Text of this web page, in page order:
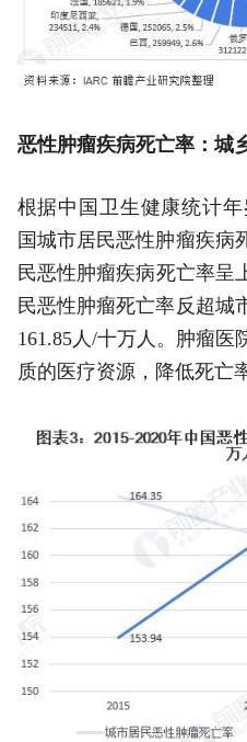
恶性肿瘤疾病死亡率：城
根据中国卫生健康统计年
国城市居民恶性肿瘤疾病
民恶性肿瘤疾病死亡率呈
民恶性肿瘤死亡率反超城
161.85人/十万人。肿瘤
质的医疗资源，降低死亡率